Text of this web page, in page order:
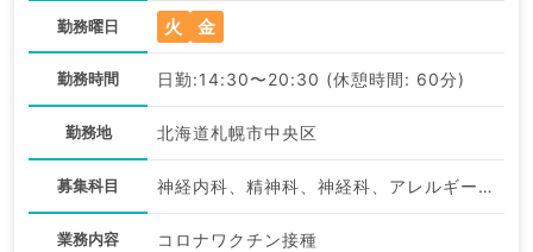
勤務曜日 火 金
勤務時間 日勤:14:30〜20:30 (休憩時間: 60分)
勤務地 北海道札幌市中央区
募集科目 神経内科、精神科、神経科、アレルギー科、リウマチ科、小児科、整形外科、形成外科、美容外科、脳神経外科、呼吸器外科、心臓血管外科、小児外科、皮膚科、泌尿器科、産婦人科、産科、婦人科、眼科、耳鼻咽喉科、気管食道科、放射線科、リハビリテーション科、麻酔科、ペインクリニック、人工透析科、緩和ケア科、一般内科、循環器内科、呼吸器内科、消化器内科、内分泌・代謝内科、腎臓内科、老年内科、血液内科、外科系全般、一般外科、消化器外科、乳腺外科、総合診療科、美容皮膚科、健診・人間ドック、救急科・ＩＣＵ、病理科、基礎医学系、膠原病科、スポーツ整形外科、大腸・肛門外科、その他、産業医、科目不問
業務内容 コロナワクチン接種